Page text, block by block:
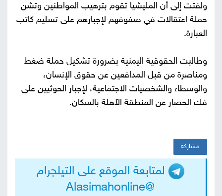
ولفتت إلى أن المليشيا تقوم بترهيب المواطنين وتشن
حملة اعتقالات في صفوفهم لإجبارهم على تسليم كاتب
العبارة.
وطالبت الحقوقية اليمنية بضرورة تشكيل حملة ضغط
ومناصرة من قبل المدافعين عن حقوق الإنسان،
والوسطاء والشخصيات الاجتماعية، لإجبار الحوثيين على
فك الحصار عن المنطقة الآهلة بالسكان.
مشاركة
لمتابعة الموقع على التيلجرام
@Alasimahonline